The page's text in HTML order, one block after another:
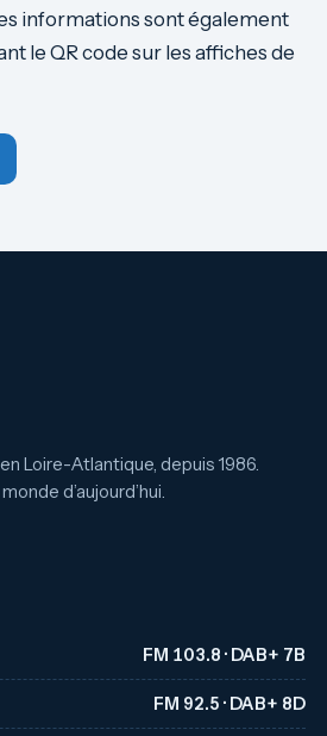
informations sont également
le QR code sur les affiches de
Loire-Atlantique, depuis 1986.
d’aujourd’hui.
FM 103.8 · DAB+ 7B
FM 92.5 · DAB+ 8D